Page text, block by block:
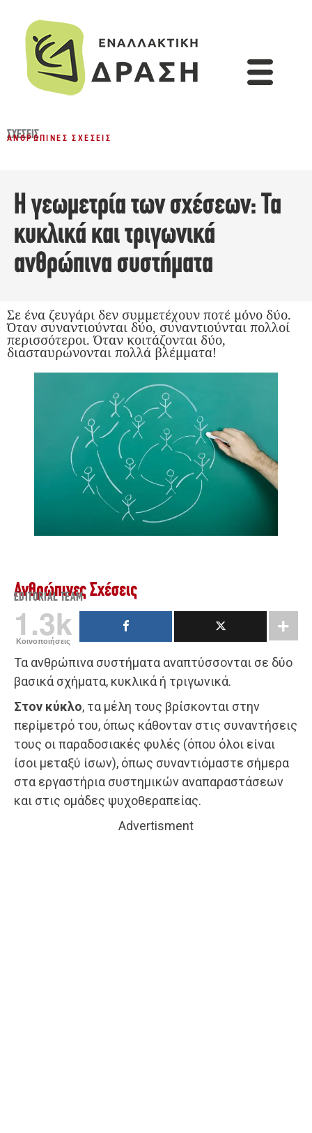
ΣΧΈΣΕΙΣ
ΑΝΘΡΏΠΙΝΕΣ ΣΧΈΣΕΙΣ
Η γεωμετρία των σχέσεων: Τα
κυκλικά και τριγωνικά
ανθρώπινα συστήματα
Σε ένα ζευγάρι δεν συμμετέχουν ποτέ μόνο δύο.
Όταν συναντιούνται δύο, συναντιούνται πολλοί
περισσότεροι. Όταν κοιτάζονται δύο,
διασταυρώνονται πολλά βλέμματα!
Ανθρώπινες Σχέσεις
EDITORIAL TEAM
1.3k
Κοινοποιήσεις
Τα ανθρώπινα συστήματα αναπτύσσονται σε δύο
βασικά σχήματα, κυκλικά ή τριγωνικά.
Στον κύκλο, τα μέλη τους βρίσκονται στην
περίμετρό του, όπως κάθονταν στις συναντήσεις
τους οι παραδοσιακές φυλές (όπου όλοι είναι
ίσοι μεταξύ ίσων), όπως συναντιόμαστε σήμερα
στα εργαστήρια συστημικών αναπαραστάσεων
και στις ομάδες ψυχοθεραπείας.
Advertisment